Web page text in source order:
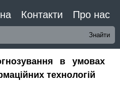
Контакти Про нас
в умовах
технологій